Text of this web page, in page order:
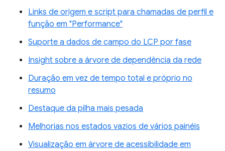
Links de origem e script para chamadas de perfil e
função em "Performance"
Suporte a dados de campo do LCP por fase
Insight sobre a árvore de dependência da rede
Duração em vez de tempo total e próprio no
resumo
Destaque da pilha mais pesada
Melhorias nos estados vazios de vários painéis
Visualização em árvore de acessibilidade em